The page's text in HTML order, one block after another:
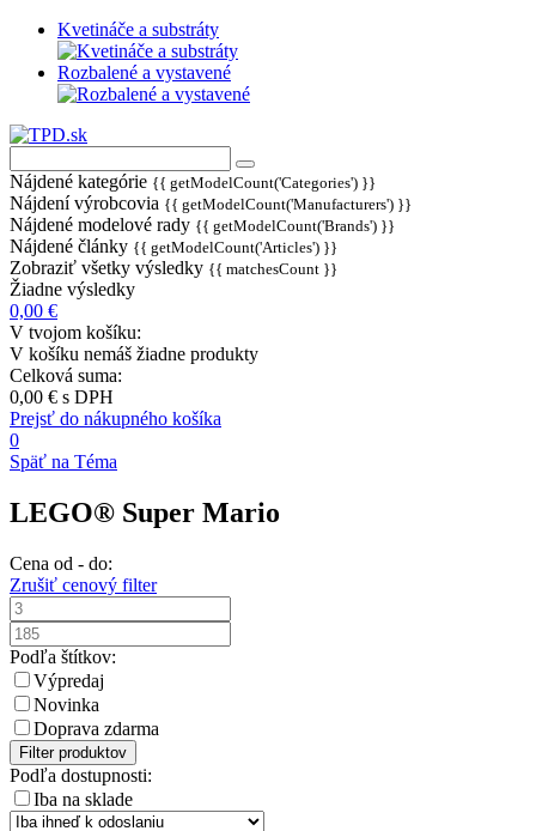
Kvetináče a substráty
Rozbalené a vystavené
Nájdené kategórie {{ getModelCount('Categories') }}
Nájdení výrobcovia {{ getModelCount('Manufacturers') }}
Nájdené modelové rady {{ getModelCount('Brands') }}
Nájdené články {{ getModelCount('Articles') }}
Zobraziť všetky výsledky {{ matchesCount }}
Žiadne výsledky
0,00 €
V tvojom košíku:
V košíku nemáš žiadne produkty
Celková suma:
0,00 € s DPH
Prejsť do nákupného košíka
0
Späť na Téma
LEGO® Super Mario
Cena od - do:
Zrušiť cenový filter
Podľa štítkov:
Výpredaj
Novinka
Doprava zdarma
Filter produktov
Podľa dostupnosti:
Iba na sklade